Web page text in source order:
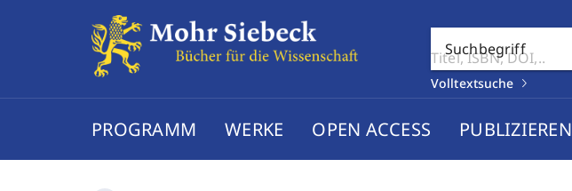
Suchbegriff
Volltextsuche
PROGRAMM WERKE OPEN ACCESS PUBLIZIEREN